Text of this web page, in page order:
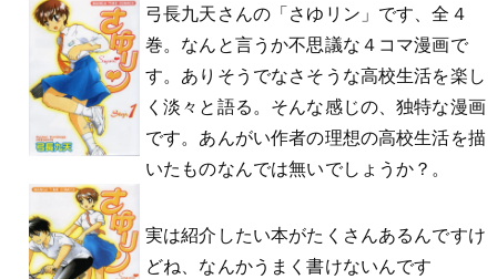
弓長九天さんの「さゆリン」です、全４
巻。なんと言うか不思議な４コマ漫画で
す。ありそうでなさそうな高校生活を楽し
く淡々と語る。そんな感じの、独特な漫画
です。あんがい作者の理想の高校生活を描
いたものなんでは無いでしょうか？。
実は紹介したい本がたくさんあるんですけ
どね、なんかうまく書けないんです